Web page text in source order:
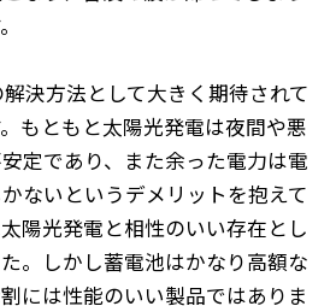
決方法として大きく期待されて
もともと太陽光発電は夜間や悪
定であり、また余った電力は電
ないというデメリットを抱えて
陽光発電と相性のいい存在とし
。しかし蓄電池はかなり高額な
には性能のいい製品ではありま